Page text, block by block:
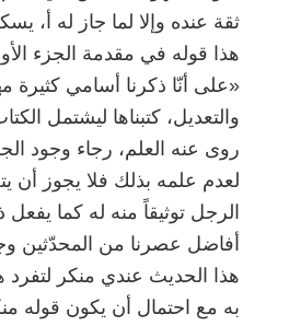
ثقة عنده وإلا لما جاز له أ،
«على أنّا ذكرنا أسامي كثيرة
والتعديل، كتبناها ليشتمل
روى عنه العلم، رجاء وجود
لعدم علمه بذلك فلا يجوز أن
الرجل توثيقاً منه له كما
أفاضل عصرنا من المحدّثين
هذا الحديث عندي منكر لتفرد
به مع احتمال أن يكون قوله